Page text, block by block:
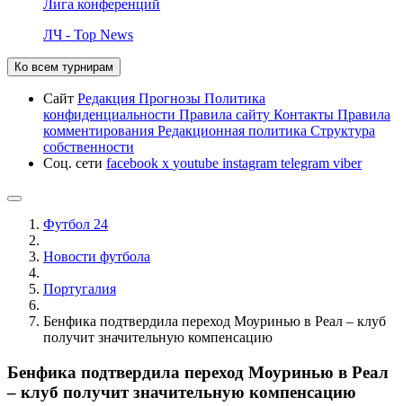
Лига конференций
ЛЧ - Top News
Ко всем турнирам
Сайт Редакция Прогнозы Политика
конфиденциальности Правила сайту Контакты Правила
комментирования Редакционная политика Структура
собственности
Соц. сети facebook x youtube instagram telegram viber
Футбол 24
Новости футбола
Португалия
Бенфика подтвердила переход Моуринью в Реал – клуб
получит значительную компенсацию
Бенфика подтвердила переход Моуринью в Реал
– клуб получит значительную компенсацию